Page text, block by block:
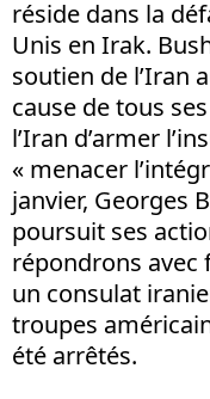
réside dans la
Unis en Irak.
soutien de l’Iran
cause de tous
l’Iran d’armer
« menacer
janvier, Georges
poursuit ses
répondrons avec
un consulat
troupes
été arrêtés.